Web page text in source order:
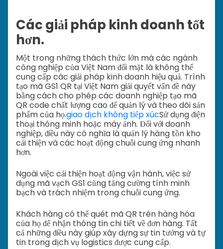
Các giải pháp kinh doanh tốt
hơn.
Một trong những thách thức lớn mà các ngành
công nghiệp của Việt Nam đối mặt là không thể
cung cấp các giải pháp kinh doanh hiệu quả. Trình
tạo mã GS1 QR tại Việt Nam giải quyết vấn đề này
bằng cách cho phép các doanh nghiệp tạo mã
QR code chất lượng cao để quản lý và theo dõi sản
phẩm của họ.giao dịch không tiếp xúcSử dụng điện
thoại thông minh hoặc máy ảnh. Đối với doanh
nghiệp, điều này có nghĩa là quản lý hàng tồn kho
cải thiện và các hoạt động chuỗi cung ứng nhanh
hơn.
Ngoài việc cải thiện hoạt động vận hành, việc sử
dụng mã vạch GS1 cũng tăng cường tính minh
bạch và trách nhiệm trong chuỗi cung ứng.
Khách hàng có thể quét mã QR trên hàng hóa
của họ để nhận thông tin chi tiết về đơn hàng. Tất
cả những điều này giúp xây dựng sự tin tưởng và tự
tin trong dịch vụ logistics được cung cấp.